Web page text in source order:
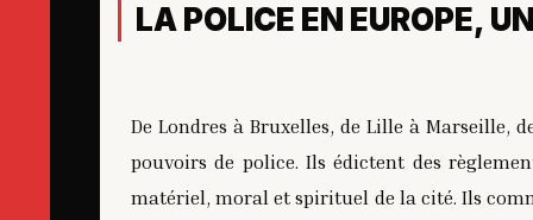
LA POLICE EN EUROPE,
De Londres à Bruxelles, de Lille à Marseille,
pouvoirs de police. Ils édictent des
matériel, moral et spirituel de la cité. Ils